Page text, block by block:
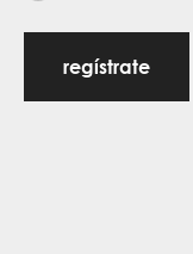
regístrate